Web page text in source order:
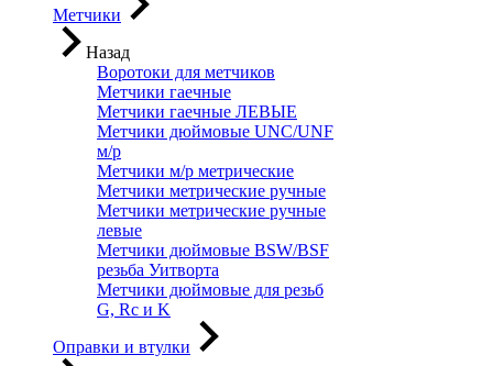
Метчики
Назад
Воротоки для метчиков
Метчики гаечные
Метчики гаечные ЛЕВЫЕ
Метчики дюймовые UNC/UNF
м/р
Метчики м/р метрические
Метчики метрические ручные
Метчики метрические ручные
левые
Метчики дюймовые BSW/BSF
резьба Уитворта
Метчики дюймовые для резьб
G, Rc и K
Оправки и втулки